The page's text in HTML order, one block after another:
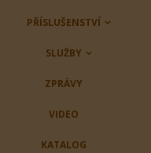
PŘÍSLUŠENSTVÍ
SLUŽBY
ZPRÁVY
VIDEO
KATALOG